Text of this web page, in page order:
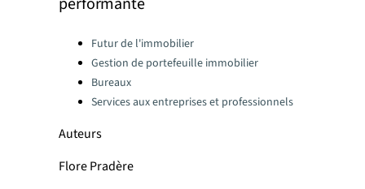
Categories:Futur de l'immobilier
Gestion de portefeuille immobilier
Bureaux
Services aux entreprises et professionnels
Auteurs
Flore Pradère